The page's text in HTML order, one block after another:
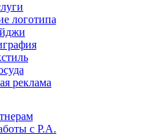
логотипа
реклама
с Р.А.